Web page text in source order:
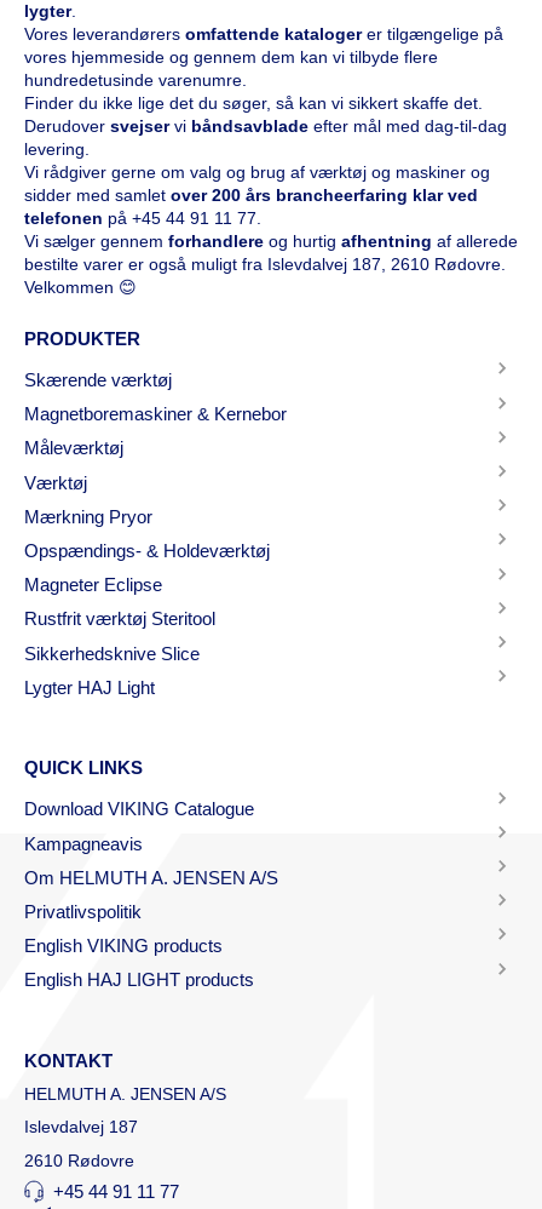
lygter.
Vores leverandørers omfattende katalogerer tilgængelige på
vores hjemmeside og gennem dem kan vi tilbyde flere
hundredetusinde varenumre.
Finder du ikke lige det du søger, så kan vi sikkert skaffe det.
Derudover svejservi båndsavblade efter mål med dag-til-dag
levering.
Vi rådgiver gerne om valg og brug af værktøj og maskiner og
sidder med samlet over 200 års brancheerfaring klar ved
telefonen på +45 44 91 11 77
Vi sælger gennem forhandlere og hurtig afhentning af allerede
bestilte varer er også muligt fra Islevdalvej 187, 2610 Rødovre.
Velkommen 😊
PRODUKTER
Skærende værktøj
Magnetboremaskiner & Kernebor
Måleværktøj
Værktøj
Mærkning Pryor
Opspændings- & Holdeværktøj
Magneter Eclipse
Rustfrit værktøj Steritool
Sikkerhedsknive Slice
Lygter HAJ Light
QUICK LINKS
Download VIKING Catalogue
Kampagneavis
Om HELMUTH A. JENSEN A/S
Privatlivspolitik
English VIKING products
English HAJ LIGHT products
KONTAKT
HELMUTH A. JENSEN A/S
Islevdalvej 187
2610 Rødovre
+45 44 91 11 77